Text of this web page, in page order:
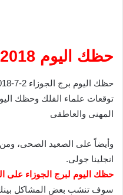
حظك اليوم 2/7/2018 برج الجوزاء
حظك اليوم برج الجوزاء 2-7-2018
توقعات علماء الفلك وحظك
المهنى والعاطفى
وأيضاً على الصعيد الصحى، ومن
انجلينا جولى.
حظك اليوم لبرج الجوزاء على
سوف تنشب بعض المشاكل بينك